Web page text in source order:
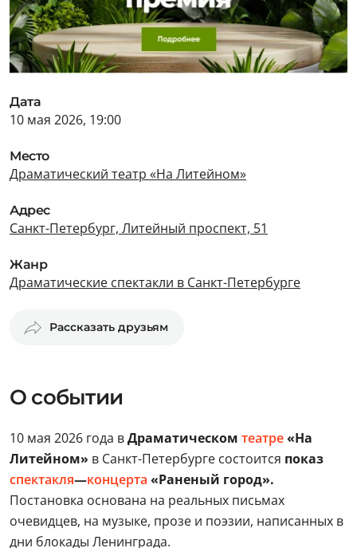
Дата
10 мая 2026, 19:00
Место
Драматический театр «На Литейном»
Адрес
Санкт-Петербург, Литейный проспект, 51
Жанр
Драматические спектакли в Санкт-Петербурге
Рассказать друзьям
О событии
10 мая 2026 года вДраматическом театре«На
Литейном» в Санкт-Петербурге состоится показ
спектакля—концерта «Раненый город».
Постановка основана на реальных письмах
очевидцев, на музыке, прозе и поэзии, написанных в
дни блокады Ленинграда.